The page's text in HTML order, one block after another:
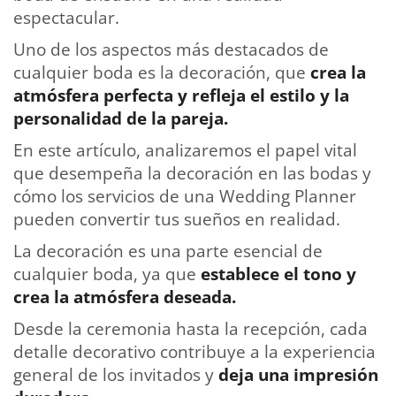
espectacular.
Uno de los aspectos más destacados de
cualquier boda es la decoración, que crea la
atmósfera perfecta y refleja el estilo y la
personalidad de la pareja.
En este artículo, analizaremos el papel vital
que desempeña la decoración en las bodas y
cómo los servicios de una Wedding Planner
pueden convertir tus sueños en realidad.
La decoración es una parte esencial de
cualquier boda, ya que establece el tono y
crea la atmósfera deseada.
Desde la ceremonia hasta la recepción, cada
detalle decorativo contribuye a la experiencia
general de los invitados ydeja una impresión